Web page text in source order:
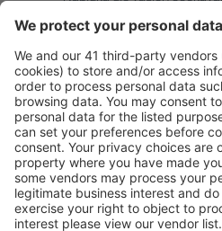
Pečlivé plánování
Bezproblémová rezervace
zrušení.
S námi ušetříte
Atraktivní ceny a speciální
uživatele.
Ubytování dle vašeho